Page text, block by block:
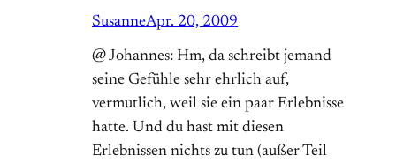
SusanneApr. 20, 2009
@ Johannes: Hm, da schreibt jemand
seine Gefühle sehr ehrlich auf,
vermutlich, weil sie ein paar Erlebnisse
hatte. Und du hast mit diesen
Erlebnissen nichts zu tun (außer Teil